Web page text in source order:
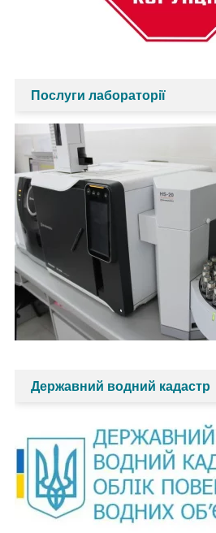
Послуги лабораторії
Державний водний кадастр